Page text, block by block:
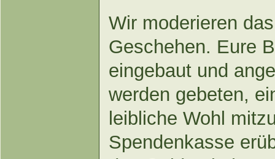
Wir moderieren
Geschehen. Eure
eingebaut und
werden gebeten,
leibliche Wohl
Spendenkasse